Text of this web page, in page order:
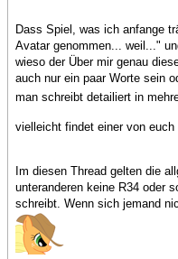
Dass Spiel, was ich anfange
Avatar genommen... weil..."
wieso der Über mir genau
auch nur ein paar Worte sein
man schreibt detailiert in
vielleicht findet einer von
Im diesen Thread gelten die
unteranderen keine R34 oder
schreibt. Wenn sich jemand